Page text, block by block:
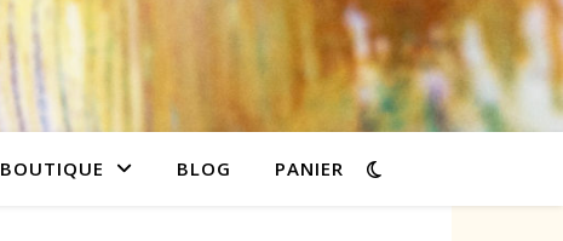
BOUTIQUE BLOG PANIER